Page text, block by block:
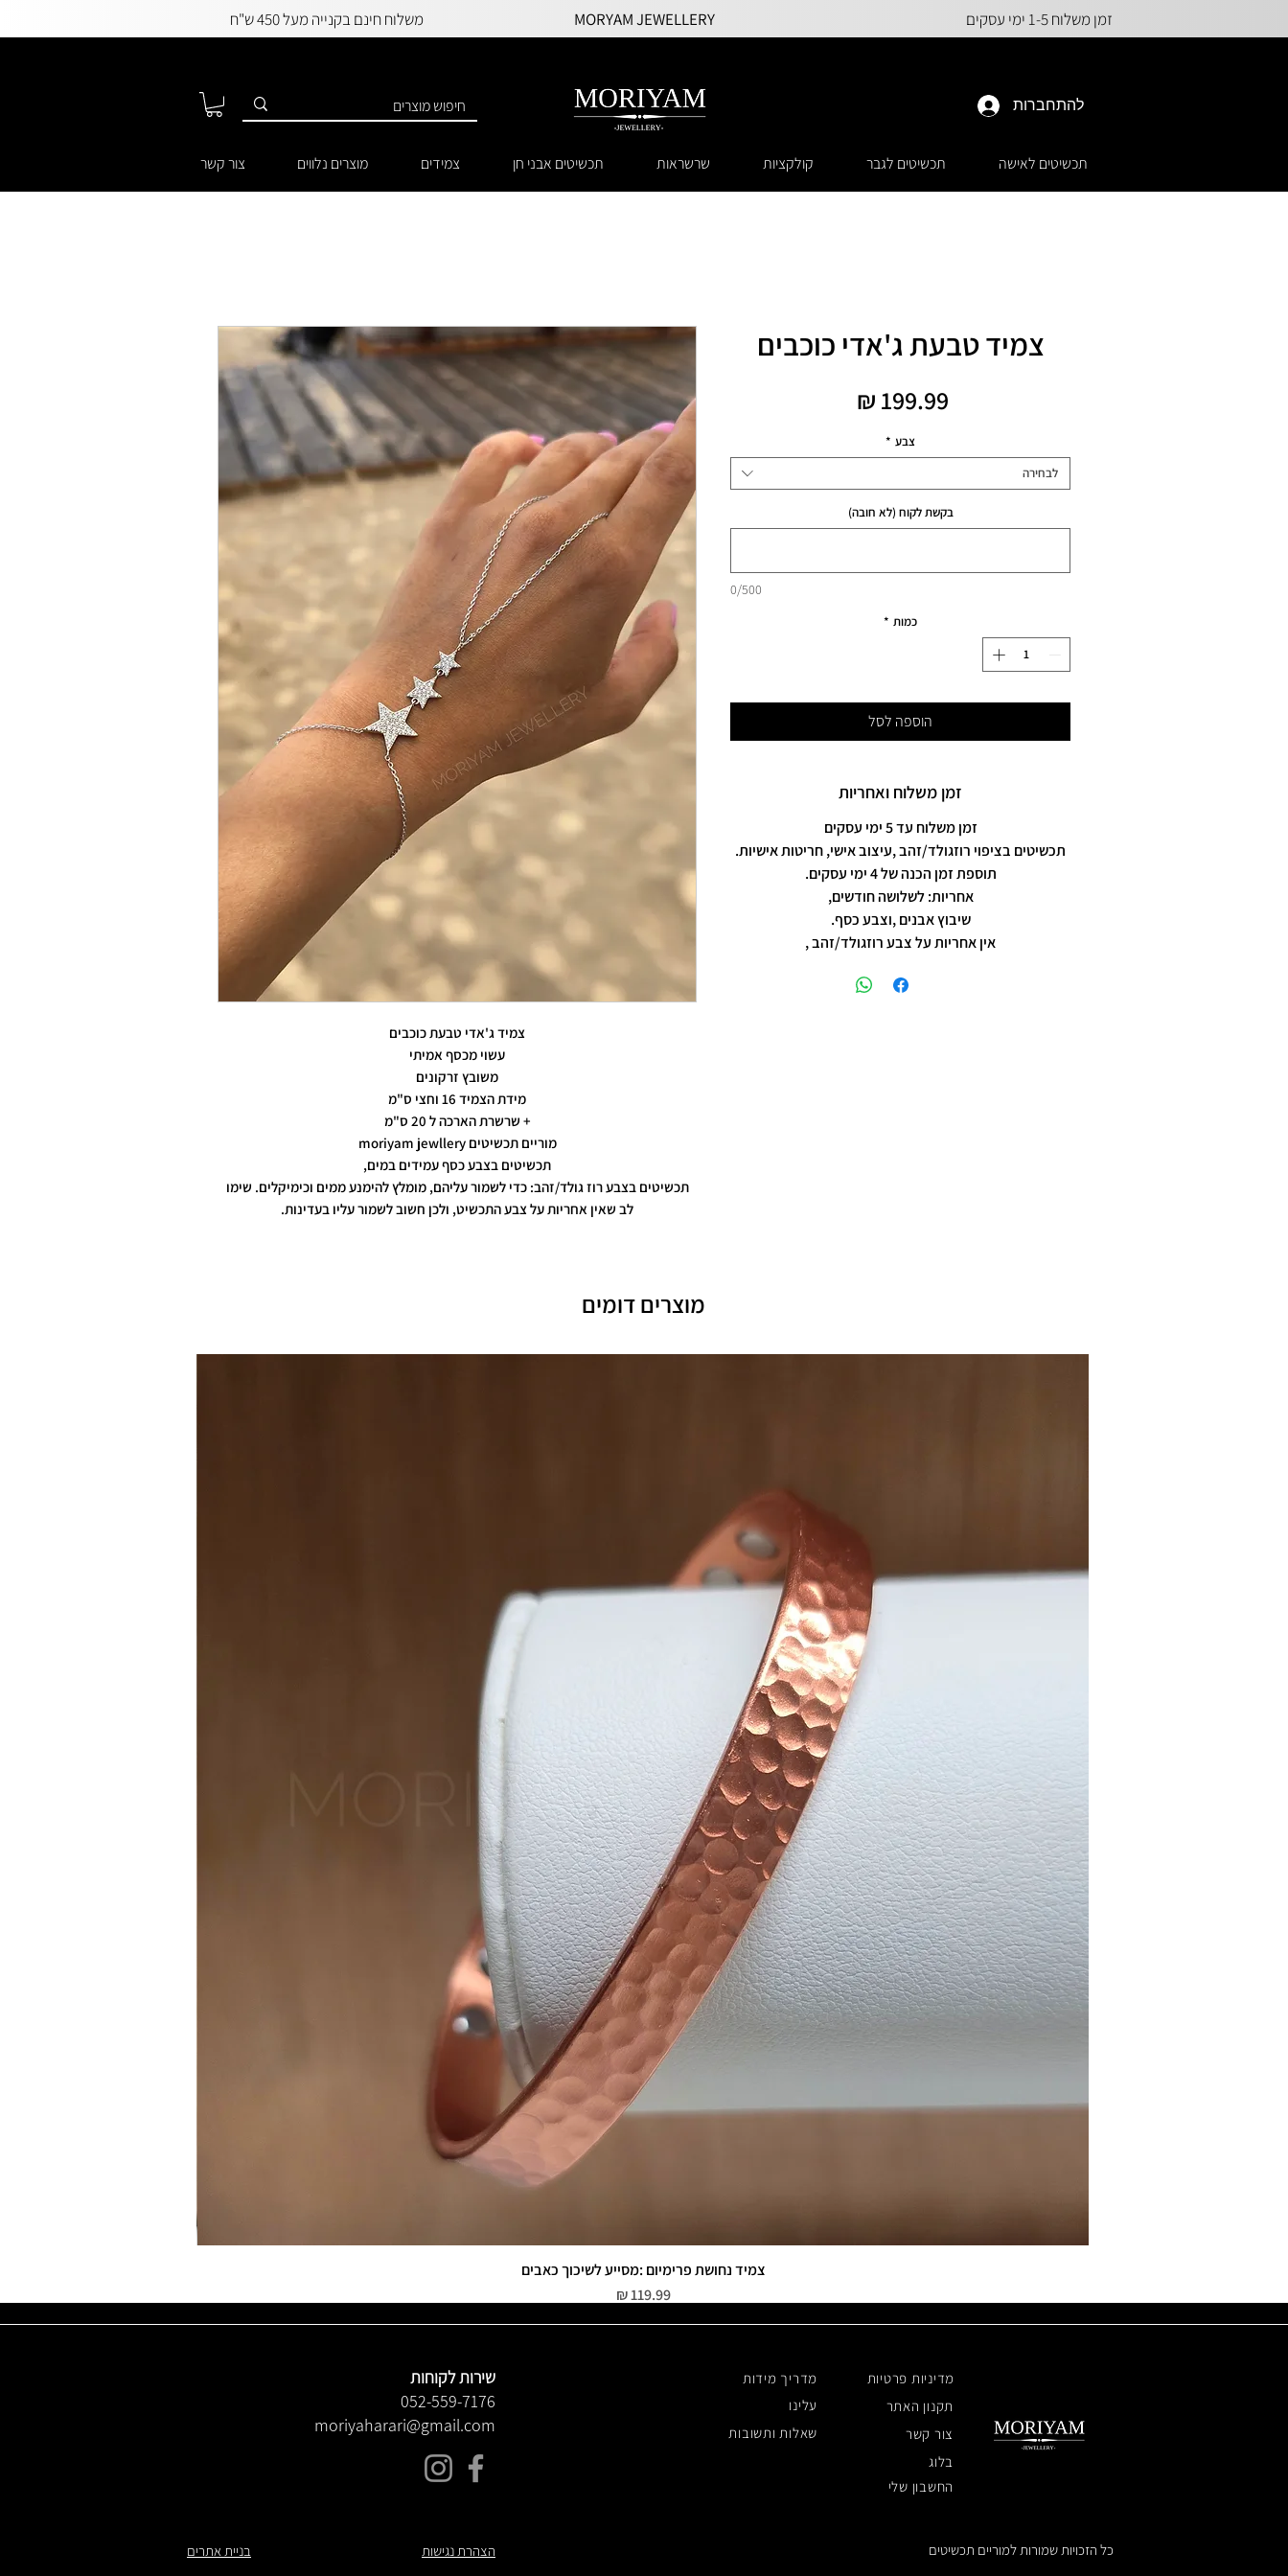
משלוח חינם בקנייה מעל 450 ש"ח MORYAM JEWELLERY זמן משלוח 1-5 ימי עסקים
להתחברות
תכשיטים לאישה תכשיטים לגבר קולקציות שרשראות תכשיטים אבני חן צמידים מוצרים נלווים צור קשר
צמיד ג'אדי טבעת כוכבים
עשוי מכסף אמיתי
משובץ זרקונים
מידת הצמיד 16 וחצי ס"מ
+ שרשרת הארכה ל 20 ס"מ
מוריים תכשיטים moriyam jewllery
תכשיטים בצבע כסף עמידים במים,
תכשיטים בצבע רוז גולד/זהב: כדי לשמור עליהם, מומלץ להימנע ממים וכימיקלים. שימו
לב שאין אחריות על צבע התכשיט, ולכן חשוב לשמור עליו בעדינות.
צמיד טבעת ג'אדי כוכבים
צבע *
לבחירה
בקשת לקוח (לא חובה)
0/500
כמות *
הוספה לסל
זמן משלוח ואחריות
זמן משלוח עד 5 ימי עסקים
תכשיטים בציפוי רוזגולד/זהב ,עיצוב אישי, חריטות אישיות.
תוספת זמן הכנה של 4 ימי עסקים.
אחריות: לשלושה חודשים,
שיבוץ אבנים ,וצבע כסף.
אין אחריות על צבע רוזגולד/זהב ,
מוצרים דומים
תצוגה מהירה
צמיד נחושת פרימיום :מסייע לשיכוך כאבים
מחיר‏119.99 ‏₪
שירות לקוחות
052-559-7176
moriyaharari@gmail.com
בניית אתרים הצהרת נגישות
מדריך מידות
מדיניות פרטיות
עלינו
תקנון האתר
שאלות ותשובות
צור קשר
בלוג
החשבון שלי
כל הזכויות שמורות למוריים תכשיטים